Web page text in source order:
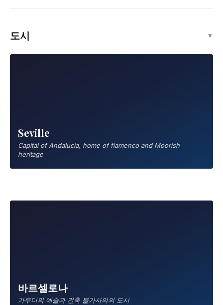
도시 ▼
Seville
Capital of Andalucía, home of flamenco and Moorish
heritage
San Sebastian
Basque country's culinary and coastal paradise
바르셀로나
가우디의 예술과 건축 불가사의의 도시
Oviedo